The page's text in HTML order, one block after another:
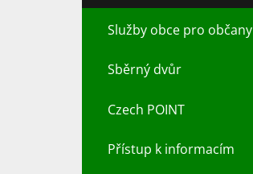
Služby obce pro občany
Sběrný dvůr
Czech POINT
Přístup k informacím